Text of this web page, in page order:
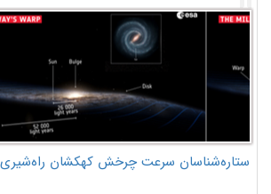
ستاره‌شناسان سرعت چرخش کهکشان راه‌شیری